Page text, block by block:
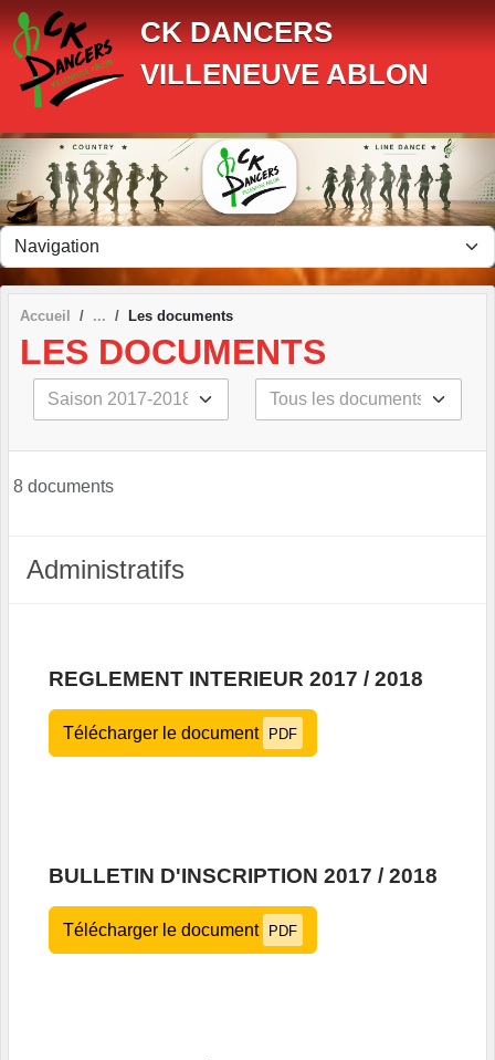
CK DANCERS
VILLENEUVE ABLON
Accueil Les documents
LES DOCUMENTS
8 documents
Administratifs
REGLEMENT INTERIEUR 2017 / 2018
Télécharger le document PDF
BULLETIN D'INSCRIPTION 2017 / 2018
Télécharger le document PDF
Panneau de gestion des cookies